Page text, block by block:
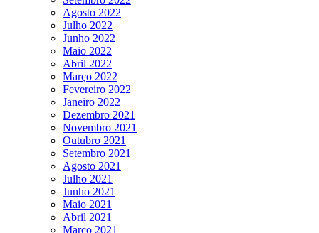
Agosto 2022
Julho 2022
Junho 2022
Maio 2022
Abril 2022
Março 2022
Fevereiro 2022
Janeiro 2022
Dezembro 2021
Novembro 2021
Outubro 2021
Setembro 2021
Agosto 2021
Julho 2021
Junho 2021
Maio 2021
Abril 2021
Março 2021